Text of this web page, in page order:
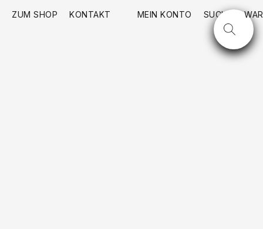
ZUM SHOP KONTAKT MEIN KONTO SUCHE